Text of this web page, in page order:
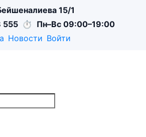
15/1
555 ⏱ Пн–Вс 09:00–19:00
Новости Войти